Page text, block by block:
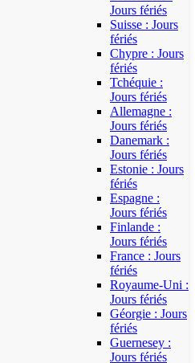
Jours fériés
Suisse : Jours
fériés
Chypre : Jours
fériés
Tchéquie :
Jours fériés
Allemagne :
Jours fériés
Danemark :
Jours fériés
Estonie : Jours
fériés
Espagne :
Jours fériés
Finlande :
Jours fériés
France : Jours
fériés
Royaume-Uni :
Jours fériés
Géorgie : Jours
fériés
Guernesey :
Jours fériés